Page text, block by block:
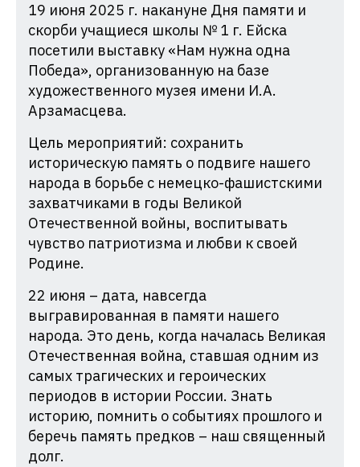
их
прав
при
Администрации
Краснодарского
края
19 июня 2025 г. накануне Дня памяти и
скорби учащиеся школы № 1 г. Ейска
посетили выставку «Нам нужна одна
Победа», организованную на базе
художественного музея имени И.А.
Арзамасцева.
Цель мероприятий: сохранить
историческую память о подвиге нашего
народа в борьбе с немецко-фашистскими
захватчиками в годы Великой
Отечественной войны, воспитывать
чувство патриотизма и любви к своей
Родине.
22 июня – дата, навсегда
выгравированная в памяти нашего
народа. Это день, когда началась Великая
Отечественная война, ставшая одним из
самых трагических и героических
периодов в истории России. Знать
историю, помнить о событиях прошлого и
беречь память предков – наш священный
долг.